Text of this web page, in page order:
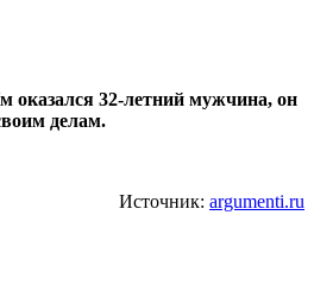
оказался 32-летний мужчина, он
делам.
Источник: argumenti.ru